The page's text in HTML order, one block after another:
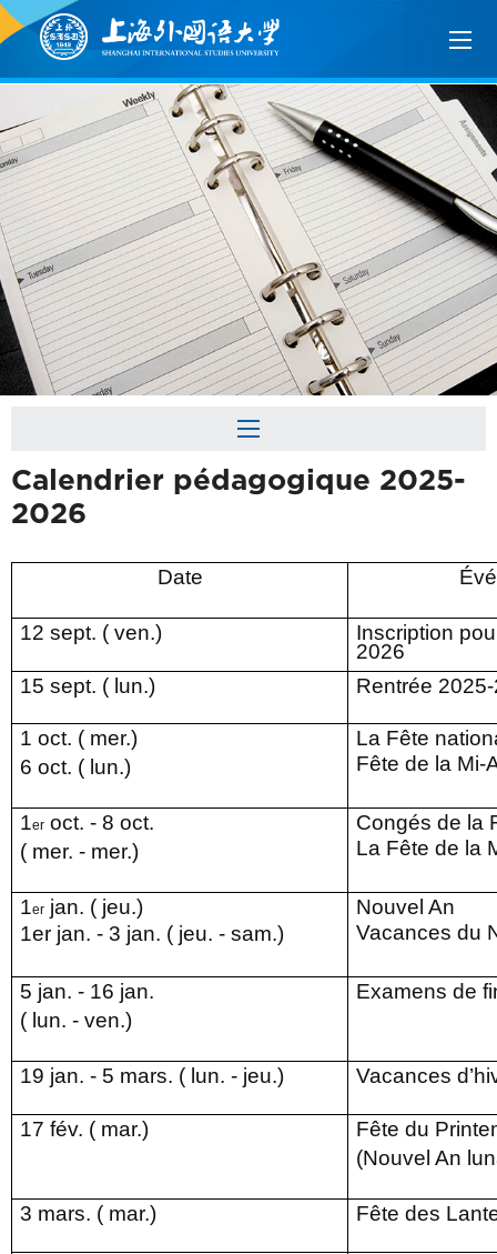
Calendrier pédagogique 2025-
2026
Date
12 sept. ( ven.)
Inscription
2026
15 sept. ( lun.) Rentrée 2025
1oct. ( mer.)
6 oct. ( lun.)
La Fête
Fête de la Mi-
1er oct. -8 oct.
( mer. - mer.)
Congés de la
La Fête de la
1er jan. ( jeu.)
1er jan. - 3 jan. ( jeu. - sam.)
Nouvel An
Vacances du
5 jan. - 16 jan.
( lun. - ven.)
Examens de
19 jan. - 5 mars. ( lun. - jeu.) Vacances
17 fév. ( mar.)
Fête du
(Nouvel An
3 mars. ( mar.) Fête des